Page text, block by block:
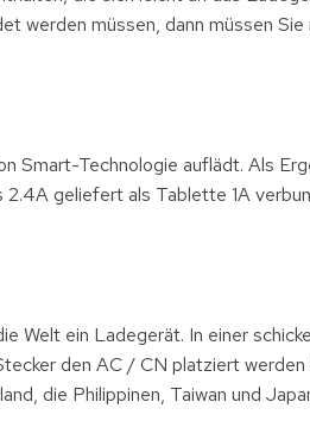
werden müssen, dann müssen Sie
Smart-Technologie auflädt. Als
geliefert als Tablette 1A
Welt ein Ladegerät. In einer
den AC / CN platziert
die Philippinen, Taiwan und